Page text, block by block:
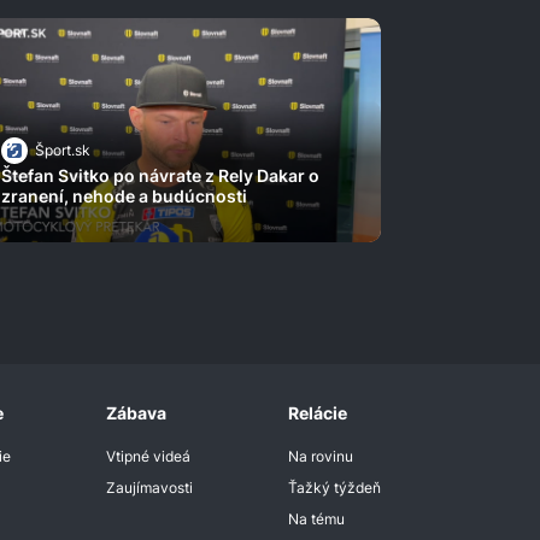
Šport.sk
Štefan Svitko po návrate z Rely Dakar o
zranení, nehode a budúcnosti
Zábava
Vtipné videá
Zaujímavosti
Relácie
Na rovinu
Ťažký týždeň
Na tému